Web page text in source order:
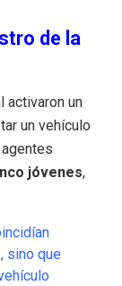
de la
activaron un
un vehículo
jóvenes,
sino que